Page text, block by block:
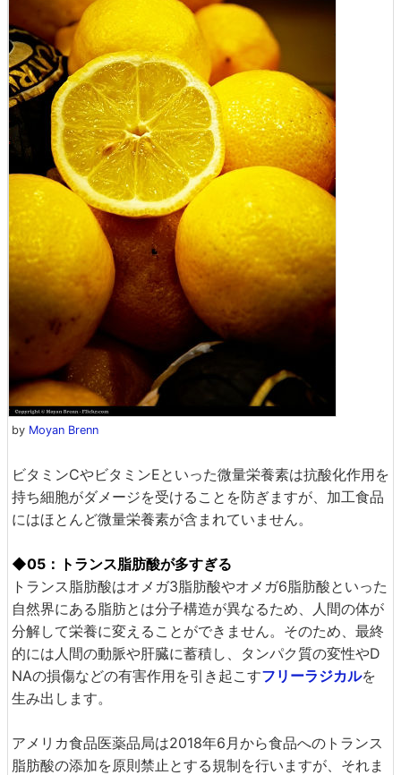
by Moyan Brenn
ビタミンCやビタミンEといった微量栄養素は抗酸化作用を
持ち細胞がダメージを受けることを防ぎますが、加工食品
にはほとんど微量栄養素が含まれていません。
◆05：トランス脂肪酸が多すぎる
トランス脂肪酸はオメガ3脂肪酸やオメガ6脂肪酸といった
自然界にある脂肪とは分子構造が異なるため、人間の体が
分解して栄養に変えることができません。そのため、最終
的には人間の動脈や肝臓に蓄積し、タンパク質の変性やD
NAの損傷などの有害作用を引き起こすフリーラジカルを
生み出します。
アメリカ食品医薬品局は2018年6月から食品へのトランス
脂肪酸の添加を原則禁止とする規制を行いますが、それま